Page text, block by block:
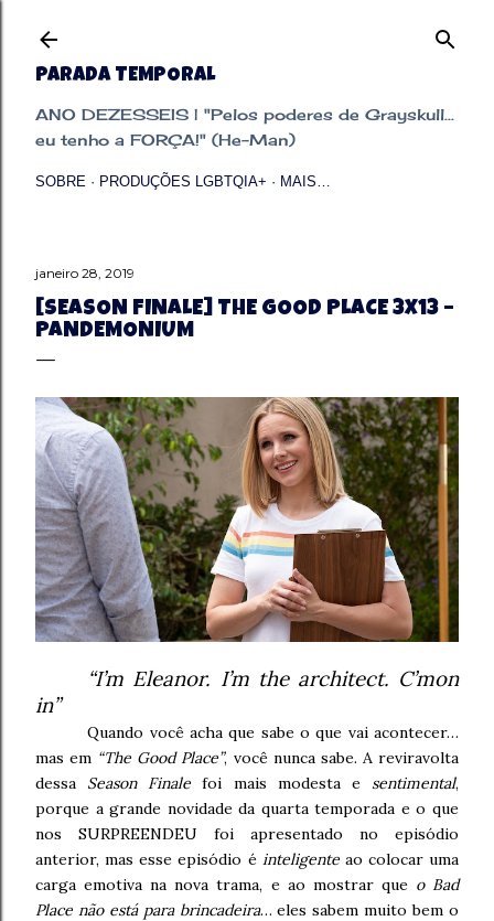
PARADA TEMPORAL
ANO DEZESSEIS | "Pelos poderes de Grayskull...
eu tenho a FORÇA!" (He-Man)
SOBRE PRODUÇÕES LGBTQIA+ MAIS…
janeiro 28, 2019
[SEASON FINALE] THE GOOD PLACE 3X13 –
PANDEMONIUM
“I’m Eleanor. I’m the architect. C’mon
in”
Quando você acha que sabe o que vai acontecer…
mas em “The Good Place”, você nunca sabe. A reviravolta
dessa Season Finale foi mais modesta e sentimental,
porque a grande novidade da quarta temporada e o que
nos SURPREENDEU foi apresentado no episódio
anterior, mas esse episódio é inteligenteao colocar uma
carga emotiva na nova trama, e ao mostrar que o Bad
Place não está para brincadeira… eles sabem muito bem o